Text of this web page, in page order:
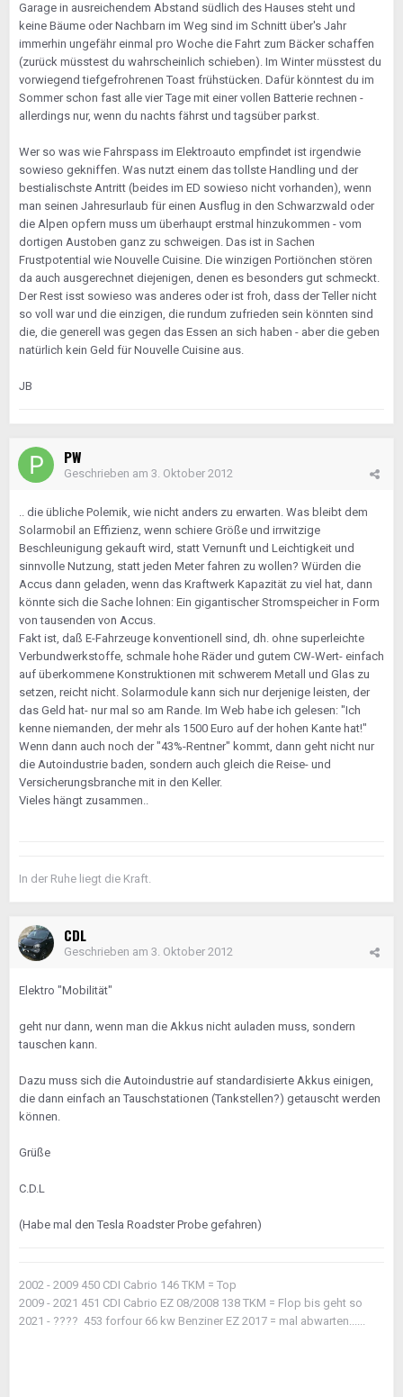
Garage in ausreichendem Abstand südlich des Hauses steht und
keine Bäume oder Nachbarn im Weg sind im Schnitt über's Jahr
immerhin ungefähr einmal pro Woche die Fahrt zum Bäcker schaffen
(zurück müsstest du wahrscheinlich schieben). Im Winter müsstest du
vorwiegend tiefgefrohrenen Toast frühstücken. Dafür könntest du im
Sommer schon fast alle vier Tage mit einer vollen Batterie rechnen -
allerdings nur, wenn du nachts fährst und tagsüber parkst.
Wer so was wie Fahrspass im Elektroauto empfindet ist irgendwie
sowieso gekniffen. Was nutzt einem das tollste Handling und der
bestialischste Antritt (beides im ED sowieso nicht vorhanden), wenn
man seinen Jahresurlaub für einen Ausflug in den Schwarzwald oder
die Alpen opfern muss um überhaupt erstmal hinzukommen - vom
dortigen Austoben ganz zu schweigen. Das ist in Sachen
Frustpotential wie Nouvelle Cuisine. Die winzigen Portiönchen stören
da auch ausgerechnet diejenigen, denen es besonders gut schmeckt.
Der Rest isst sowieso was anderes oder ist froh, dass der Teller nicht
so voll war und die einzigen, die rundum zufrieden sein könnten sind
die, die generell was gegen das Essen an sich haben - aber die geben
natürlich kein Geld für Nouvelle Cuisine aus.
JB
PW
Geschrieben am 3. Oktober 2012
.. die übliche Polemik, wie nicht anders zu erwarten. Was bleibt dem
Solarmobil an Effizienz, wenn schiere Größe und irrwitzige
Beschleunigung gekauft wird, statt Vernunft und Leichtigkeit und
sinnvolle Nutzung, statt jeden Meter fahren zu wollen? Würden die
Accus dann geladen, wenn das Kraftwerk Kapazität zu viel hat, dann
könnte sich die Sache lohnen: Ein gigantischer Stromspeicher in Form
von tausenden von Accus.
Fakt ist, daß E-Fahrzeuge konventionell sind, dh. ohne superleichte
Verbundwerkstoffe, schmale hohe Räder und gutem CW-Wert- einfach
auf überkommene Konstruktionen mit schwerem Metall und Glas zu
setzen, reicht nicht. Solarmodule kann sich nur derjenige leisten, der
das Geld hat- nur mal so am Rande. Im Web habe ich gelesen: "Ich
kenne niemanden, der mehr als 1500 Euro auf der hohen Kante hat!"
Wenn dann auch noch der "43%-Rentner" kommt, dann geht nicht nur
die Autoindustrie baden, sondern auch gleich die Reise- und
Versicherungsbranche mit in den Keller.
Vieles hängt zusammen..
In der Ruhe liegt die Kraft.
CDL
Geschrieben am 3. Oktober 2012
Elektro "Mobilität"
geht nur dann, wenn man die Akkus nicht auladen muss, sondern
tauschen kann.
Dazu muss sich die Autoindustrie auf standardisierte Akkus einigen,
die dann einfach an Tauschstationen (Tankstellen?) getauscht werden
können.
Grüße
C.D.L
(Habe mal den Tesla Roadster Probe gefahren)
2002 - 2009 450 CDI Cabrio 146 TKM = Top
2009 - 2021 451 CDI Cabrio EZ 08/2008 138 TKM = Flop bis geht so
2021 - ???? 453 forfour 66 kw Benziner EZ 2017 = mal abwarten......